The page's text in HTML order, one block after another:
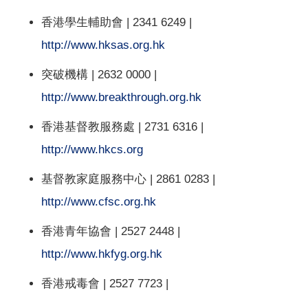
香港學生輔助會 | 2341 6249 |
http://www.hksas.org.hk
突破機構 | 2632 0000 |
http://www.breakthrough.org.hk
香港基督教服務處 | 2731 6316 |
http://www.hkcs.org
基督教家庭服務中心 | 2861 0283 |
http://www.cfsc.org.hk
香港青年協會 | 2527 2448 |
http://www.hkfyg.org.hk
香港戒毒會 | 2527 7723 |